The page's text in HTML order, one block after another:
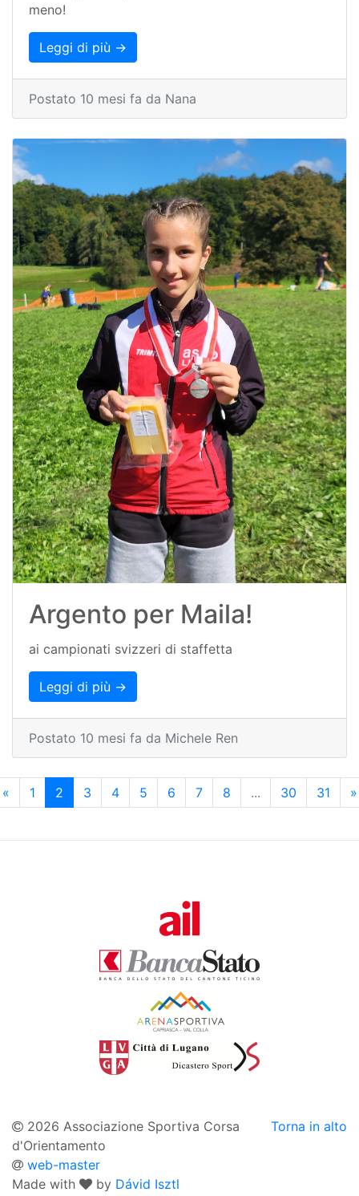
meno!
Leggi di più →
Postato 10 mesi fa da Nana
Argento per Maila!
ai campionati svizzeri di staffetta
Leggi di più →
Postato 10 mesi fa da Michele Ren
« 1 2 3 4 5 6 7 8 ... 30 31 »
Torna in alto
2026 Associazione Sportiva Corsa
d'Orientamento
web-master
Made with
by Dávid Isztl